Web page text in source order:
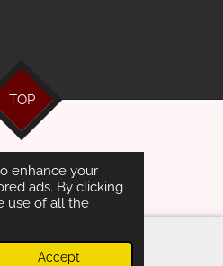
enhance your
ads. By clicking
use of all the
Accept
TOP